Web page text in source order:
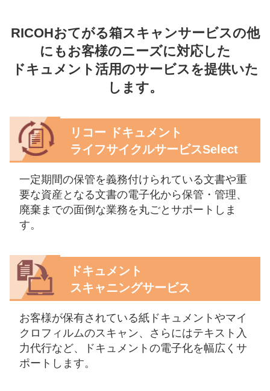
RICOHおてがる箱スキャンサービスの他
にもお客様のニーズに対応した
ドキュメント活用のサービスを提供いた
します。
リコー ドキュメント
ライフサイクルサービスSelect
一定期間の保管を義務付けられている文書や重
要な資産となる文書の電子化から保管・管理、
廃棄までの面倒な業務を丸ごとサポートしま
す。
ドキュメント
スキャニングサービス
お客様が保有されている紙ドキュメントやマイ
クロフィルムのスキャン、さらにはテキスト入
力代行など、ドキュメントの電子化を幅広くサ
ポートします。